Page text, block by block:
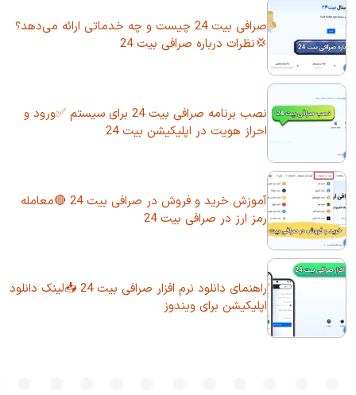
صرافی بیت 24 چیست و چه خدماتی ارائه می‌دهد؟
💢نظرات درباره صرافی بیت 24
نصب برنامه صرافی بیت 24 برای سیستم ✅ورود و
احراز هویت در اپلیکیشن بیت 24
آموزش خرید و فروش در صرافی بیت 24 🔴معامله
رمز ارز در صرافی بیت 24
راهنمای دانلود نرم افزار صرافی بیت 24 📥لینک دانلود
اپلیکیشن برای ویندوز